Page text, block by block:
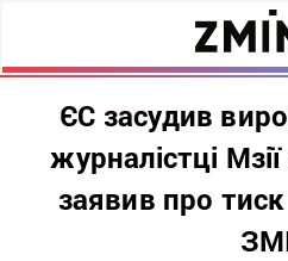
ЄС засудив
журналістці
заявив про